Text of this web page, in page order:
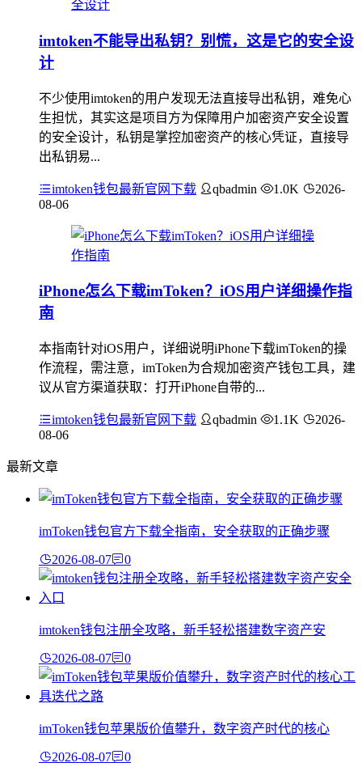
imtoken不能导出私钥？别慌，这是它的安全设
计
不少使用imtoken的用户发现无法直接导出私钥，难免心
生担忧，其实这是项目方为保障用户加密资产安全设置
的安全设计，私钥是掌控加密资产的核心凭证，直接导
出私钥易...
imtoken钱包最新官网下载 qbadmin 1.0K
2026-
08-06
iPhone怎么下载imToken？iOS用户详细操作指
南
本指南针对iOS用户，详细说明iPhone下载imToken的操
作流程，需注意，imToken为合规加密资产钱包工具，建
议从官方渠道获取：打开iPhone自带的...
imtoken钱包最新官网下载 qbadmin 1.1K
2026-
08-06
最新文章
imToken钱包官方下载全指南，安全获取的正确步骤
2026-08-07 0
imtoken钱包注册全攻略，新手轻松搭建数字资产安
2026-08-07 0
imToken钱包苹果版价值攀升，数字资产时代的核心
2026-08-07 0